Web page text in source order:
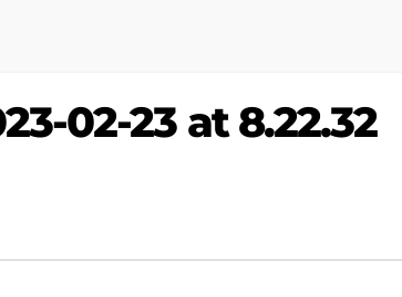
02-23 at 8.22.32